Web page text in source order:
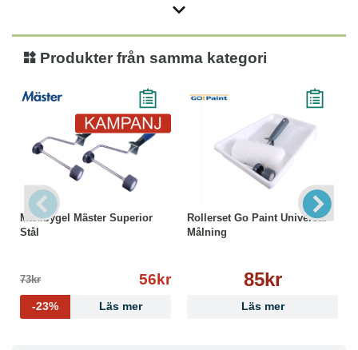
Produkter från samma kategori
Maxibygel Mäster Superior
Stål
73kr 56kr
-23% Läs mer
Rollerset Go Paint Universal
Målning
85kr
Läs mer